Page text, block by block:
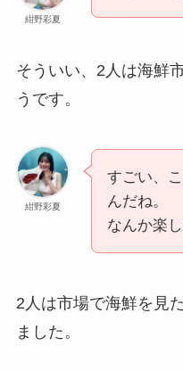
紺野彩夏
そういい、2人は海鮮
うです。
紺野彩夏
すごい、
んだね。
なんか楽し
2人は市場で海鮮を見
ました。